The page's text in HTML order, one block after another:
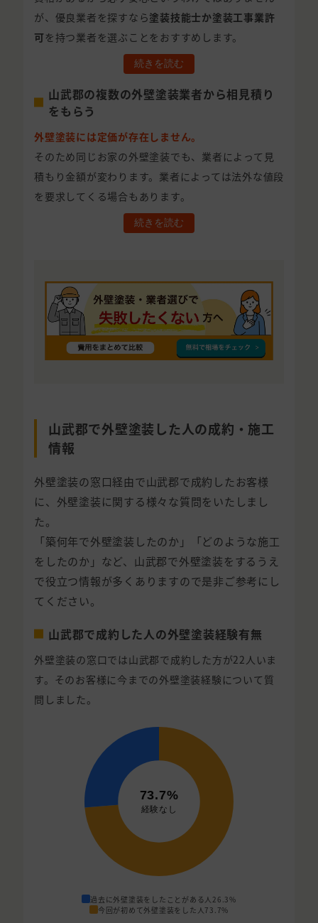
が、優良業者を探すなら塗装技能士か塗装工事業許
可 を持つ業者を選ぶことをおすすめします。
続きを読む
山武郡の複数の外壁塗装業者から相見積り
をもらう
外壁塗装には定価が存在しません。
そのため同じお家の外壁塗装でも、業者によって見
積もり金額が変わります。業者によっては法外な値段
を要求してくる場合もあります。
続きを読む
山武郡で外壁塗装した人の成約・施工
情報
外壁塗装の窓口経由で山武郡で成約したお客様
に、外壁塗装に関する様々な質問をいたしまし
た。
「築何年で外壁塗装したのか」「どのような施工
をしたのか」など、山武郡で外壁塗装をするうえ
で役立つ情報が多くありますので是非ご参考にし
てください。
山武郡で成約した人の外壁塗装経験有無
外壁塗装の窓口では山武郡で成約した方が22人いま
す。そのお客様に今までの外壁塗装経験について質
問しました。
過去に外壁塗装をしたことがある人 26.3%
今回が初めて外壁塗装をした人 73.7%